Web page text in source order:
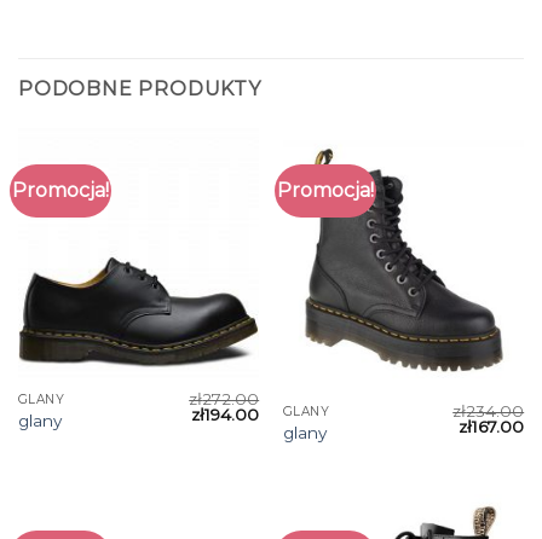
PODOBNE PRODUKTY
Promocja!
GLANY
glany
zł272.00
zł194.00
Promocja!
GLANY
glany
zł234.00
zł167.00